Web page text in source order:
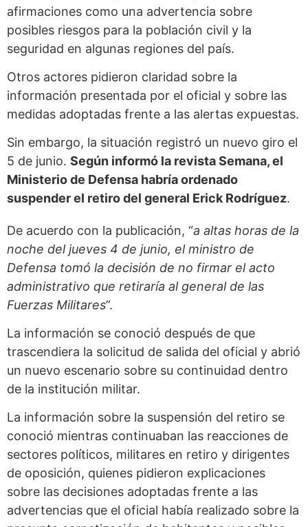
afirmaciones como una advertencia sobre
posibles riesgos para la población civil y la
seguridad en algunas regiones del país.
Otros actores pidieron claridad sobre la
información presentada por el oficial y sobre las
medidas adoptadas frente a las alertas expuestas.
Sin embargo, la situación registró un nuevo giro el
5 de junio. Según informó la revista Semana, el
Ministerio de Defensa habría ordenado
suspender el retiro del general Erick Rodríguez.
De acuerdo con la publicación, “a altas horas de la
noche del jueves 4 de junio, el ministro de
Defensa tomó la decisión de no firmar el acto
administrativo que retiraría al general de las
Fuerzas Militares”.
La información se conoció después de que
trascendiera la solicitud de salida del oficial y abrió
un nuevo escenario sobre su continuidad dentro
de la institución militar.
La información sobre la suspensión del retiro se
conoció mientras continuaban las reacciones de
sectores políticos, militares en retiro y dirigentes
de oposición, quienes pidieron explicaciones
sobre las decisiones adoptadas frente a las
advertencias que el oficial había realizado sobre la